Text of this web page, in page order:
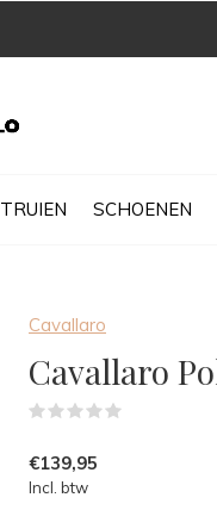
TRUIEN SCHOENEN
Cavallaro
Cavallaro
€139,95
Incl. btw